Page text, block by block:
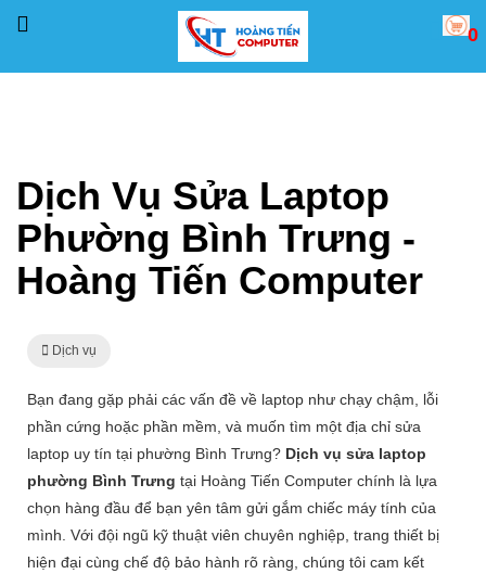
0
Dịch Vụ Sửa Laptop
Phường Bình Trưng -
Hoàng Tiến Computer
Dịch vụ
Bạn đang gặp phải các vấn đề về laptop như chạy chậm, lỗi
phần cứng hoặc phần mềm, và muốn tìm một địa chỉ sửa
laptop uy tín tại phường Bình Trưng? Dịch vụ sửa laptop
phường Bình Trưng tại Hoàng Tiến Computer chính là lựa
chọn hàng đầu để bạn yên tâm gửi gắm chiếc máy tính của
mình. Với đội ngũ kỹ thuật viên chuyên nghiệp, trang thiết bị
hiện đại cùng chế độ bảo hành rõ ràng, chúng tôi cam kết